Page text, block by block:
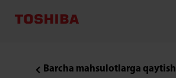
QOʻSH
ESHIKLI
Barcha mahsulotlarga qaytish